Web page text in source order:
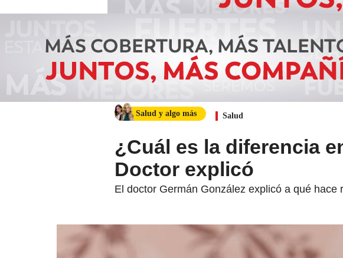
Salud y algo más Salud
¿Cuál es la diferencia
Doctor explicó
El doctor Germán González explicó a qué